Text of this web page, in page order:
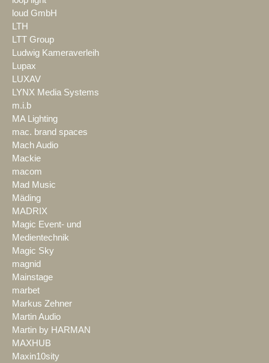
loud GmbH
LTH
LTT Group
Ludwig Kameraverleih
Lupax
LUXAV
LYNX Media Systems
m.i.b
MA Lighting
mac. brand spaces
Mach Audio
Mackie
macom
Mad Music
Mäding
MADRIX
Magic Event- und
Medientechnik
Magic Sky
magnid
Mainstage
marbet
Markus Zehner
Martin Audio
Martin by HARMAN
MAXHUB
Maxin10sity